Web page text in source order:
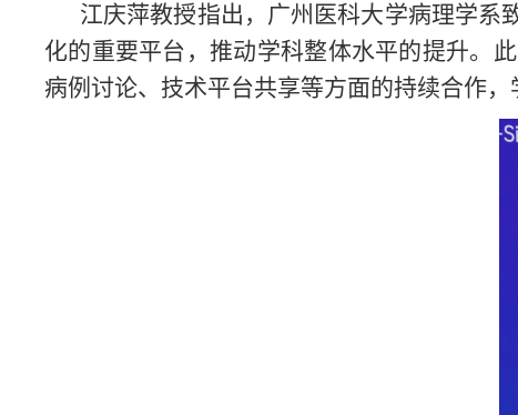
江庆萍教授指出，广州医科大学病理学系
化的重要平台，推动学科整体水平的提升。
病例讨论、技术平台共享等方面的持续合作